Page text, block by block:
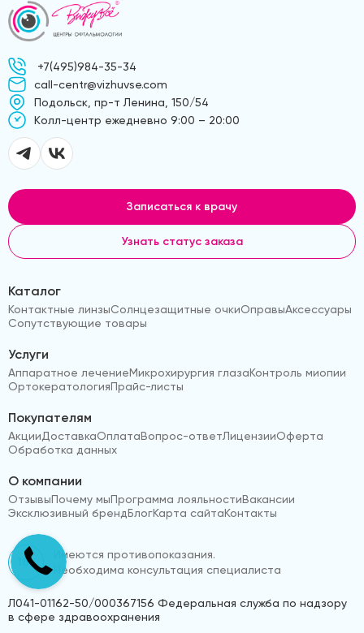
+7(495)984-35-34
call-centr@vizhuvse.com
Подольск, пр-т Ленина, 150/54
Kолл-центр ежедневно 9:00 – 20:00
Записаться к врачу
Узнать статус заказа
Каталог
Контактные линзыСолнцезащитные очкиОправыАксессуары
Сопутствующие товары
Услуги
Аппаратное лечениеМикрохирургия глазаКонтроль миопии
ОртокератологияПрайс-листы
Покупателям
АкцииДоставкаОплатаВопрос-ответЛицензииОферта
Обработка данных
О компании
ОтзывыПочему мыПрограмма лояльностиВакансии
Эксклюзивный брендБлогКарта сайтаКонтакты
18+
Имеются противопоказания.
Необходима консультация специалиста
Л041-01162-50/000367156 Федеральная служба по надзору
в сфере здравоохранения